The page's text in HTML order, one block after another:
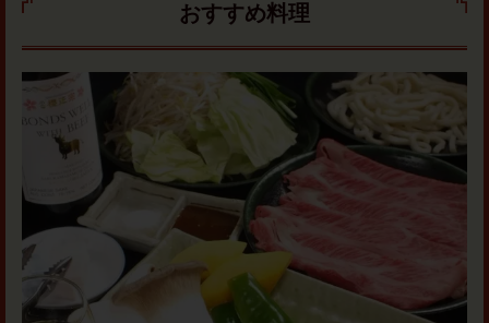
おすすめ料理